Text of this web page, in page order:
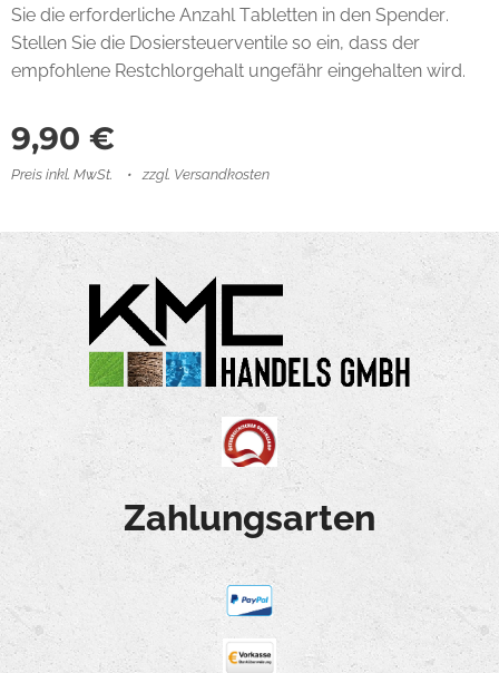
Sie die erforderliche Anzahl Tabletten in den Spender.
Stellen Sie die Dosiersteuerventile so ein, dass der
empfohlene Restchlorgehalt ungefähr eingehalten wird.
9,90 €
Preis inkl. MwSt. zzgl. Versandkosten
Zahlungsarten